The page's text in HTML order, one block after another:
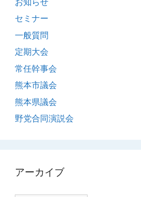
セミナー
一般質問
定期大会
常任幹事会
熊本市議会
熊本県議会
野党合同演説会
アーカイブ